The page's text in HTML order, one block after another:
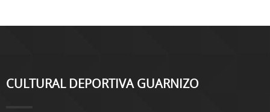
CULTURAL DEPORTIVA GUARNIZO